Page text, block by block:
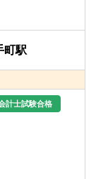
障がない方
業務支援、決
別会計処理、
ドバイス
経営統合、並び
コンプライア
町駅
計士試験合格